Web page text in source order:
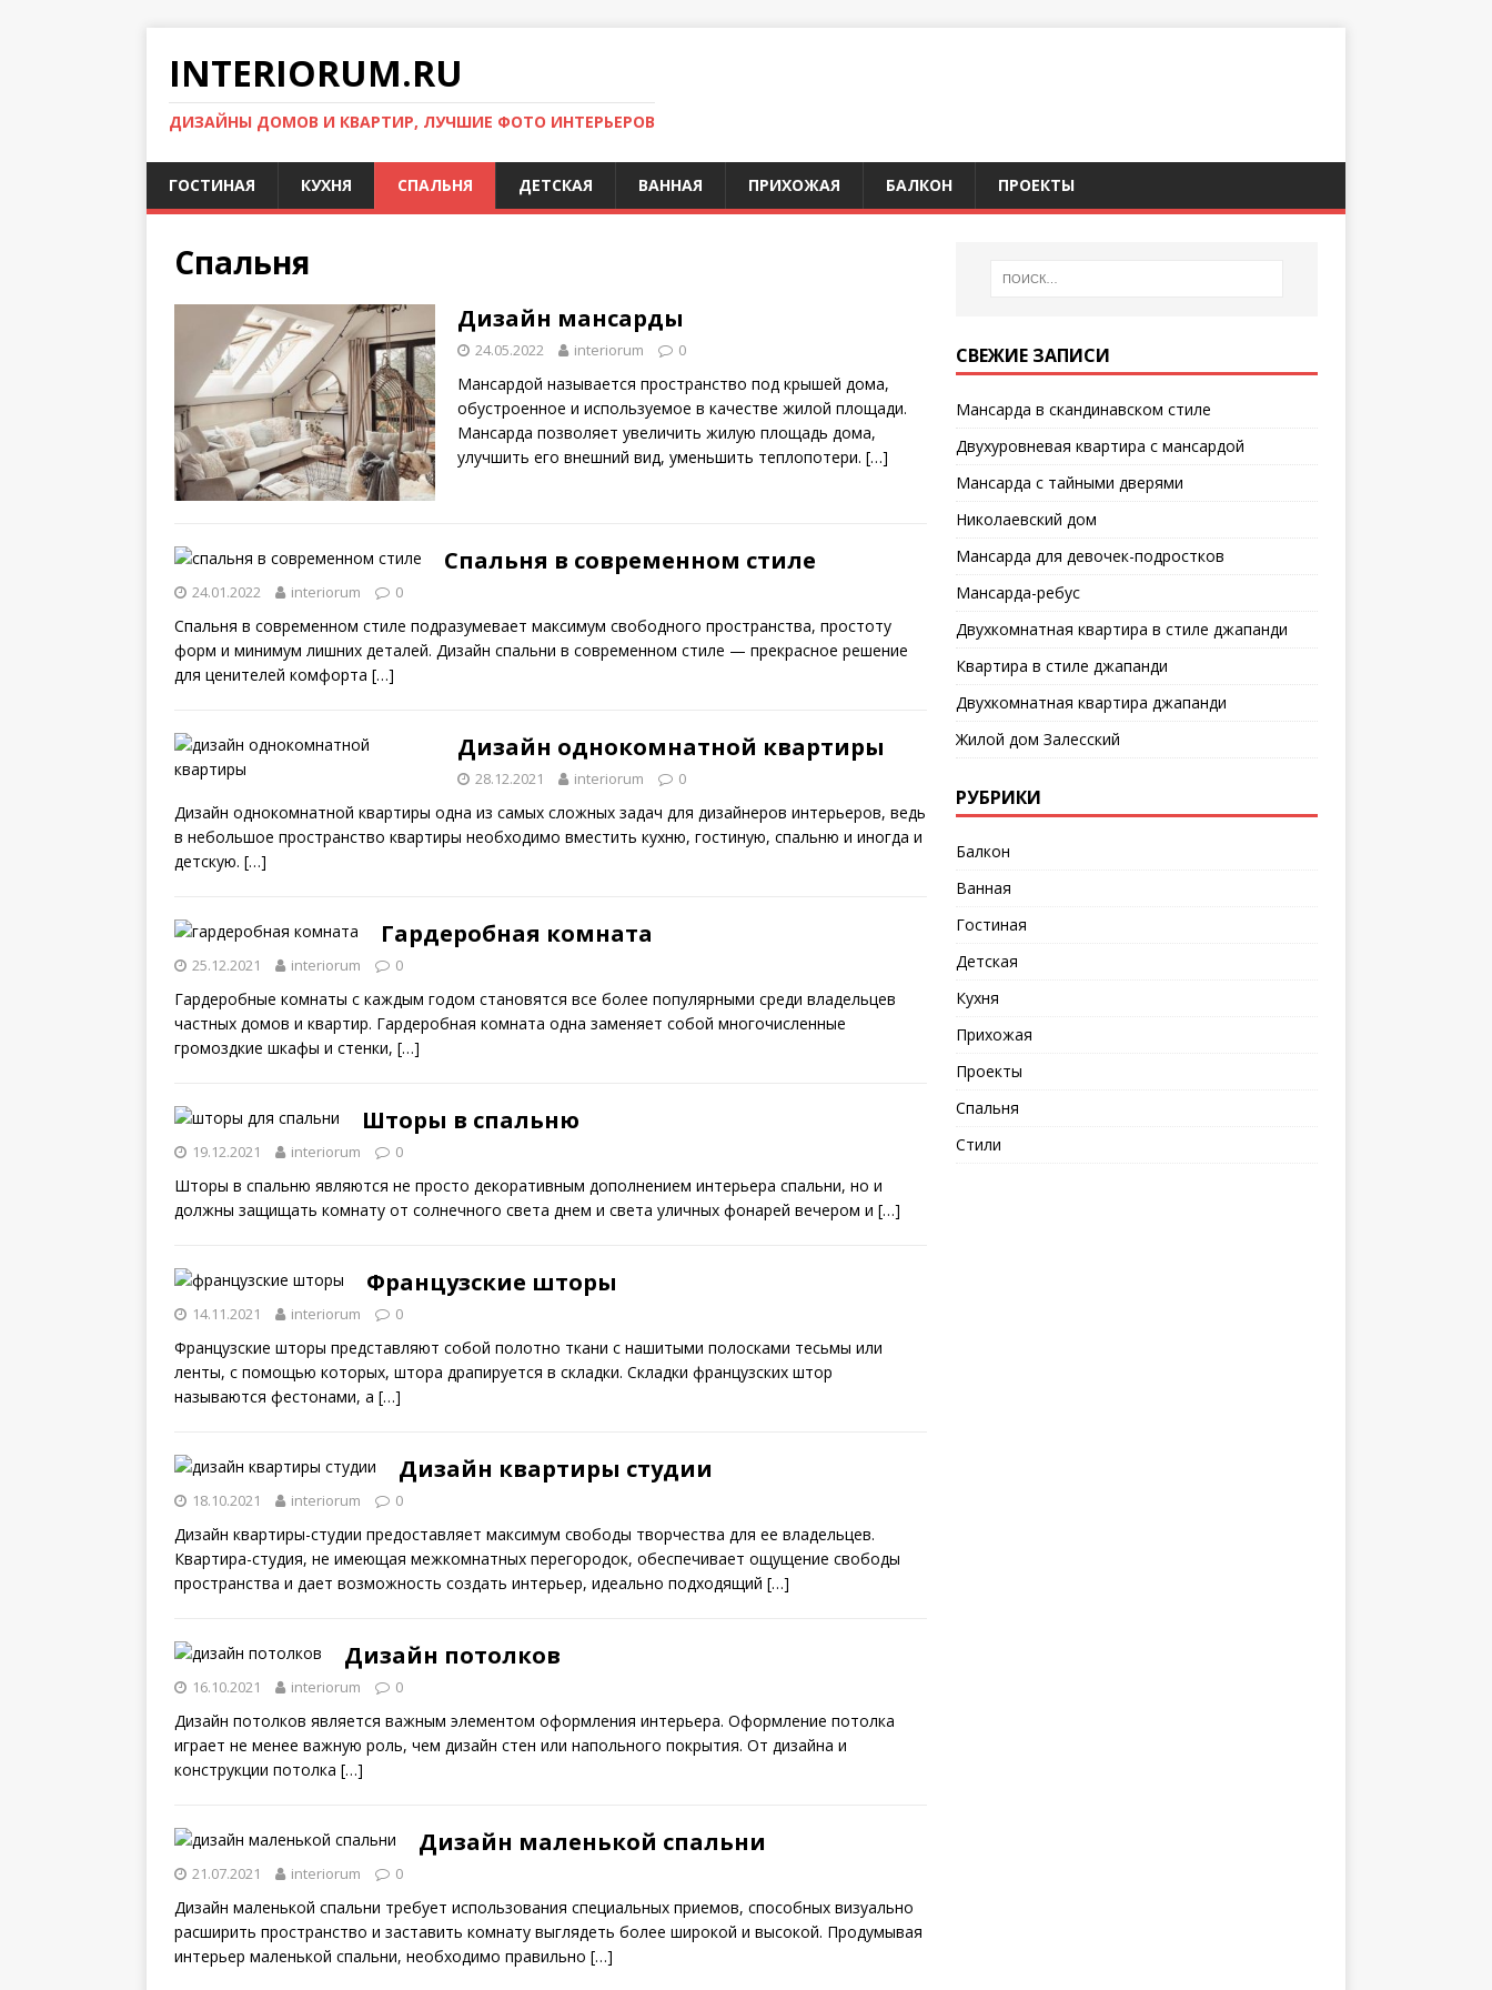
INTERIORUM.RU
ДИЗАЙНЫ ДОМОВ И КВАРТИР, ЛУЧШИЕ ФОТО ИНТЕРЬЕРОВ
ГОСТИНАЯ КУХНЯ СПАЛЬНЯ ДЕТСКАЯ ВАННАЯ ПРИХОЖАЯ БАЛКОН ПРОЕКТЫ
Спальня
Дизайн мансарды
24.05.2022 interiorum 0
Мансардой называется пространство под крышей дома,
обустроенное и используемое в качестве жилой площади.
Мансарда позволяет увеличить жилую площадь дома,
улучшить его внешний вид, уменьшить теплопотери. […]
Спальня в современном стиле
24.01.2022 interiorum 0
Спальня в современном стиле подразумевает максимум свободного пространства, простоту
форм и минимум лишних деталей. Дизайн спальни в современном стиле — прекрасное решение
для ценителей комфорта […]
Дизайн однокомнатной квартиры
28.12.2021 interiorum 0
Дизайн однокомнатной квартиры одна из самых сложных задач для дизайнеров интерьеров, ведь
в небольшое пространство квартиры необходимо вместить кухню, гостиную, спальню и иногда и
детскую. […]
Гардеробная комната
25.12.2021 interiorum 0
Гардеробные комнаты с каждым годом становятся все более популярными среди владельцев
частных домов и квартир. Гардеробная комната одна заменяет собой многочисленные
громоздкие шкафы и стенки, […]
Шторы в спальню
19.12.2021 interiorum 0
Шторы в спальню являются не просто декоративным дополнением интерьера спальни, но и
должны защищать комнату от солнечного света днем и света уличных фонарей вечером и […]
Французские шторы
14.11.2021 interiorum 0
Французские шторы представляют собой полотно ткани с нашитыми полосками тесьмы или
ленты, с помощью которых, штора драпируется в складки. Складки французских штор
называются фестонами, а […]
Дизайн квартиры студии
18.10.2021 interiorum 0
Дизайн квартиры-студии предоставляет максимум свободы творчества для ее владельцев.
Квартира-студия, не имеющая межкомнатных перегородок, обеспечивает ощущение свободы
пространства и дает возможность создать интерьер, идеально подходящий […]
Дизайн потолков
16.10.2021 interiorum 0
Дизайн потолков является важным элементом оформления интерьера. Оформление потолка
играет не менее важную роль, чем дизайн стен или напольного покрытия. От дизайна и
конструкции потолка […]
Дизайн маленькой спальни
21.07.2021 interiorum 0
Дизайн маленькой спальни требует использования специальных приемов, способных визуально
расширить пространство и заставить комнату выглядеть более широкой и высокой. Продумывая
интерьер маленькой спальни, необходимо правильно […]
СВЕЖИЕ ЗАПИСИ
Мансарда в скандинавском стиле
Двухуровневая квартира с мансардой
Мансарда с тайными дверями
Николаевский дом
Мансарда для девочек-подростков
Мансарда-ребус
Двухкомнатная квартира в стиле джапанди
Квартира в стиле джапанди
Двухкомнатная квартира джапанди
Жилой дом Залесский
РУБРИКИ
Балкон
Ванная
Гостиная
Детская
Кухня
Прихожая
Проекты
Спальня
Стили